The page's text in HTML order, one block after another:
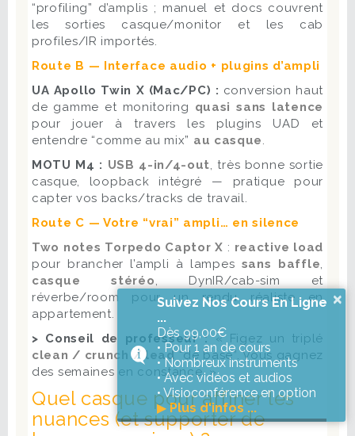
“profiling” d’amplis ; manuel et docs couvrent
les sorties casque/monitor et les cab
profiles/IR importés.
Route B — Interface audio + plugins d’ampli
UA Apollo Twin X (Mac/PC) : conversion haut
de gamme et monitoring quasi sans latence
pour jouer à travers les plugins UAD et
entendre “comme au mix” au casque.
MOTU M4 : USB 4-in/4-out, très bonne sortie
casque, loopback intégré — pratique pour
capter vos backs/tracks de travail.
Route C — Votre “vrai” ampli… en silence
Two notes Torpedo Captor X : reactive load
pour brancher l’ampli à lampes sans baffle,
casque stéréo, DynIR/cab-sim et
réverbe/room pour un rendu réaliste en
appartement.
> Conseil de professeur :« Figez un triplé
clean / crunch / lead“de base”. Vous gagnez
des semaines en constance. »
Quel casque pour affiner les
nuances (et supporter de
×
Suivez Nos Cours En Ligne
...
Dès 99,00€
• Pour 1 an de cours
• Nombreux instruments
• Avec vidéos et audios
• Visioconférence en option
▶ Plus d'infos ...